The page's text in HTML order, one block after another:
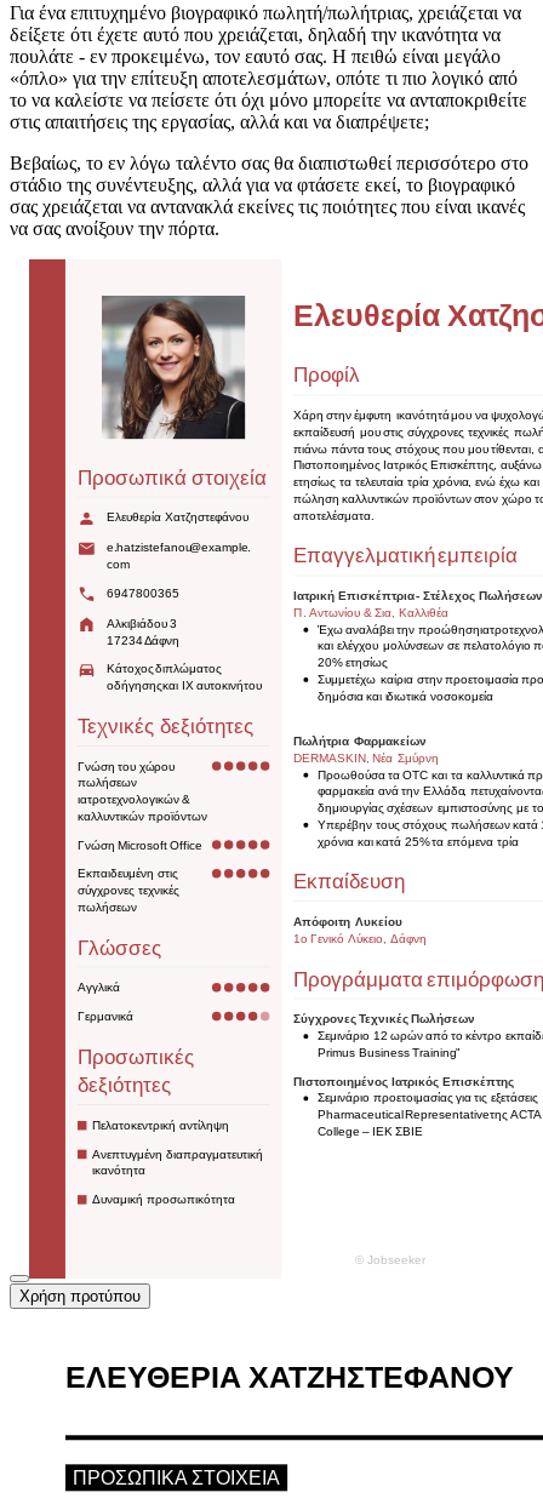
Για ένα επιτυχημένο βιογραφικό πωλητή/πωλήτριας, χρειάζεται να
δείξετε ότι έχετε αυτό που χρειάζεται, δηλαδή την ικανότητα να
πουλάτε - εν προκειμένω, τον εαυτό σας. Η πειθώ είναι μεγάλο
«όπλο» για την επίτευξη αποτελεσμάτων, οπότε τι πιο λογικό από
το να καλείστε να πείσετε ότι όχι μόνο μπορείτε να ανταποκριθείτε
στις απαιτήσεις της εργασίας, αλλά και να διαπρέψετε;
Βεβαίως, το εν λόγω ταλέντο σας θα διαπιστωθεί περισσότερο στο
στάδιο της συνέντευξης, αλλά για να φτάσετε εκεί, το βιογραφικό
σας χρειάζεται να αντανακλά εκείνες τις ποιότητες που είναι ικανές
να σας ανοίξουν την πόρτα.
Χρήση προτύπου